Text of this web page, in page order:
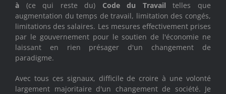
à (ce qui reste du) Code du Travail telles que
augmentation du temps de travail, limitation des congés,
limitations des salaires. Les mesures effectivement prises
par le gouvernement pour le soutien de l'économie ne
laissant en rien présager d'un changement de
paradigme.
Avec tous ces signaux, difficile de croire à une volonté
largement majoritaire d'un changement de société. Je